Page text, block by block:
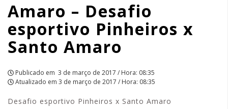
Santo
Amaro
|
APCEF/SP
Amaro – Desafio
esportivo Pinheiros x
Santo Amaro
Publicado em 3 de março de 2017 / Hora: 08:35
Atualizado em 3 de março de 2017 / Hora: 08:35
Desafio esportivo Pinheiros x Santo Amaro